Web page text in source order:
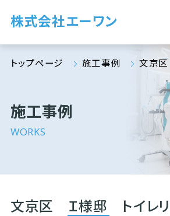
株式会社エーワン
トップページ 施工事例 文京
施工事例
WORKS
文京区 Ｉ様邸 トイレリ